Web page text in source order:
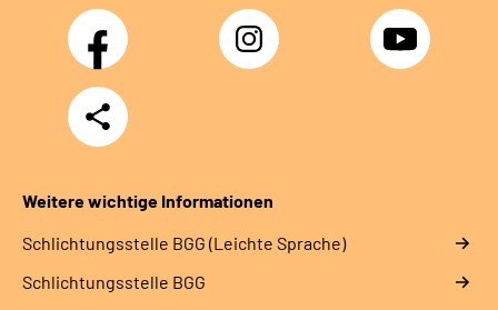
Facebook Instagram YouTube
Teilen
Weitere wichtige Informationen
Schlich­tungs­stel­le BGG (Leichte Sprache)
Schlich­tungs­stel­le BGG